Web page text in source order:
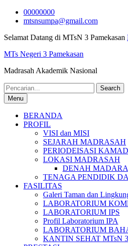
Skip
00000000
mtsnsumpa@gmail.com
Selamat Datang di MTsN 3 Pamekasan
MTs Negeri 3 Pamekasan
Madrasah Akademik Nasional
Search
for:Menu
BERANDA
PROFIL
VISI dan MISI
SEJARAH MADRASAH
PERIODEISASI KAMAD
LOKASI MADRASAH
DENAH
TENAGA PENDIDIK
FASILITAS
Galeri Taman dan
LABORATORIUM
LABORATORIUM IPS
Profil Laboratorium IPA
LABORATORIUM
KANTIN SEHAT MTsN